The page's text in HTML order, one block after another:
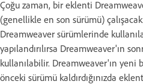
Çoğu zaman, bir eklenti
(genellikle en son sürümü)
Dreamweaver sürümlerinde
yapılandırılırsa Dreamweaver'ın
kullanılabilir. Dreamweaver'ın yeni
önceki sürümü kaldırdığınızda